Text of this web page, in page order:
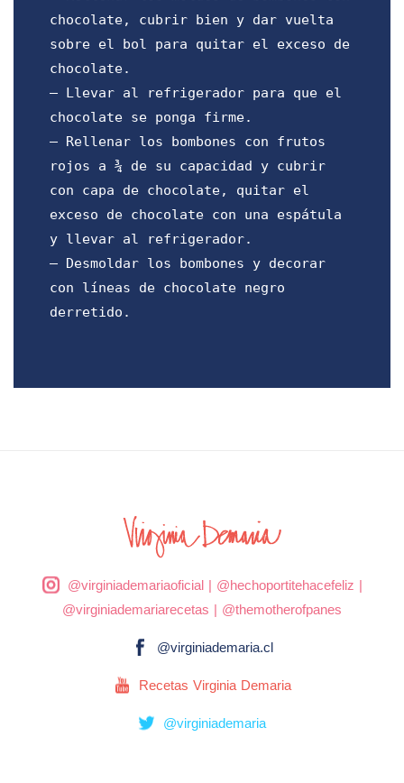
chocolate, cubrir bien y dar vuelta
sobre el bol para quitar el exceso de
chocolate.
– Llevar al refrigerador para que el
chocolate se ponga firme.
– Rellenar los bombones con frutos
rojos a ¾ de su capacidad y cubrir
con capa de chocolate, quitar el
exceso de chocolate con una espátula
y llevar al refrigerador.
– Desmoldar los bombones y decorar
con líneas de chocolate negro
derretido.
@virginiademariaoficial| @hechoportitehacefeliz |
@virginiademariarecetas | @themotherofpanes
@virginiademaria.cl
Recetas Virginia Demaria
@virginiademaria